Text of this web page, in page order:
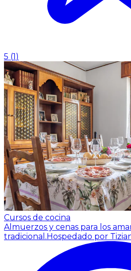
5 (1)
Cursos de cocina
Almuerzos y cenas para los
tradicional.Hospedado por